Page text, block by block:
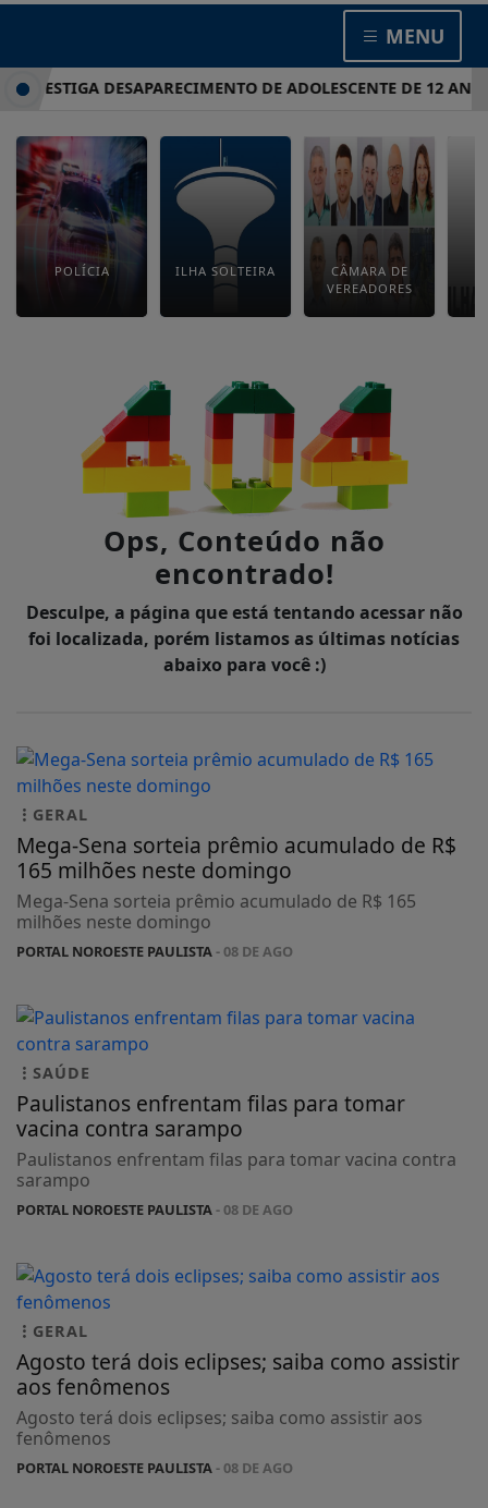
MENU
DESAPARECIMENTO DE ADOLESCENTE DE 12
POLÍCIA ILHA SOLTEIRA
CÂMARA DE
VEREADORES
Ops, Conteúdo não
encontrado!
Desculpe, a página que está tentando acessar não
foi localizada, porém listamos as últimas notícias
abaixo para você :)
GERAL
Mega-Sena sorteia prêmio acumulado de R$
165 milhões neste domingo
Mega-Sena sorteia prêmio acumulado de R$ 165
milhões neste domingo
PORTAL NOROESTE PAULISTA- 08 DE AGO
SAÚDE
Paulistanos enfrentam filas para tomar
vacina contra sarampo
Paulistanos enfrentam filas para tomar vacina contra
sarampo
PORTAL NOROESTE PAULISTA- 08 DE AGO
GERAL
Agosto terá dois eclipses; saiba como assistir
aos fenômenos
Agosto terá dois eclipses; saiba como assistir aos
fenômenos
PORTAL NOROESTE PAULISTA- 08 DE AGO